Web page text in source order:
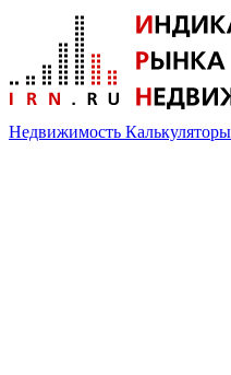
Недвижимость Калькуляторы